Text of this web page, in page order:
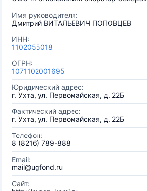
Имя руководителя:
Дмитрий ВИТАЛЬЕВИЧ ПОПОВЦЕВ
ИНН:
1102055018
ОГРН:
1071102001695
Юридический адрес:
г. Ухта, ул. Первомайская, д. 22Б
Фактический адрес:
г. Ухта, ул. Первомайская, д. 22Б
Телефон:
8 (8216) 789-888
Email:
mail@ugfond.ru
Сайт: